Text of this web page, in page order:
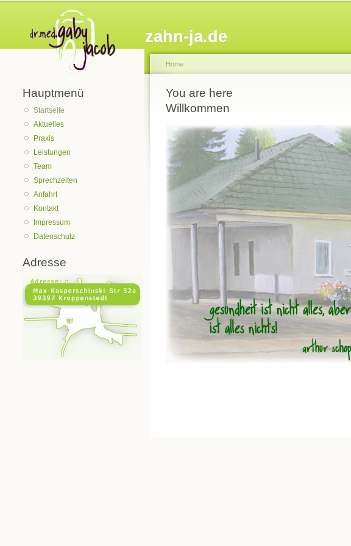
zahn-ja.de
Hauptmenü
Startseite
Aktuelles
Praxis
Leistungen
Team
Sprechzeiten
Anfahrt
Kontakt
Impressum
Datenschutz
Adresse
You are here
Home
Willkommen